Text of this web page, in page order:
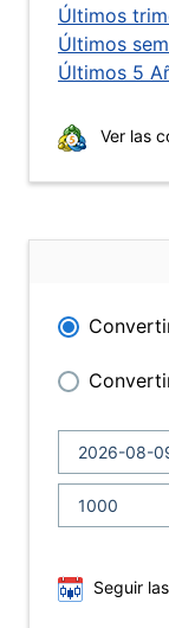
Últimos
Últimos
Últimos 5
Ver las
Seguir